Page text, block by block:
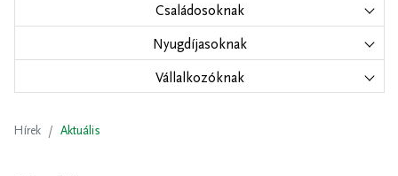
Családosoknak
Nyugdíjasoknak
Vállalkozóknak
Hírek Aktuális